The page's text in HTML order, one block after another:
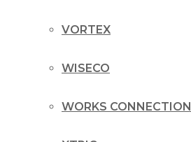
VORTEX
WISECO
WORKS CONNECTION